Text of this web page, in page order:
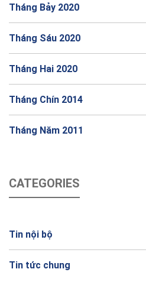
Tháng Bảy 2020
Tháng Sáu 2020
Tháng Hai 2020
Tháng Chín 2014
Tháng Năm 2011
CATEGORIES
Tin nội bộ
Tin tức chung